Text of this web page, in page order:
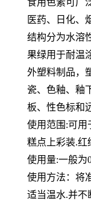
医药、日化、
结构分为水溶
果绿用于耐温
外塑料制品，
瓷、色釉、釉
板、性色标和
使用范围:可用
糕点上彩装.红
使用量:一般为
使用方法：将
适当温水.并不